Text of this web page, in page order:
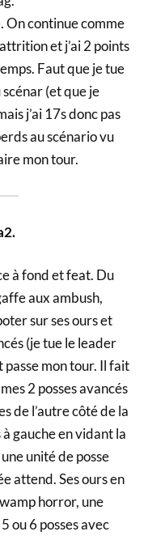
On continue comme
et j’ai 2 points
Faut que je tue
scénar (et que je
j’ai 17s donc pas
au scénario vu
mon tour.
à fond et feat. Du
aux ambush,
sur ses ours et
(je tue le leader
passe mon tour. Il fait
2 posses avancés
de l’autre côté de la
gauche en vidant la
unité de posse
attend. Ses ours en
horror, une
ou 6 posses avec